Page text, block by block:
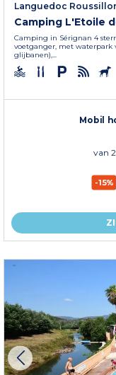
Languedoc
Camping L'Etoile
Camping in Sérignan 4
voetganger, met waterpark
glijbanen),...
Mobil
van
-15%